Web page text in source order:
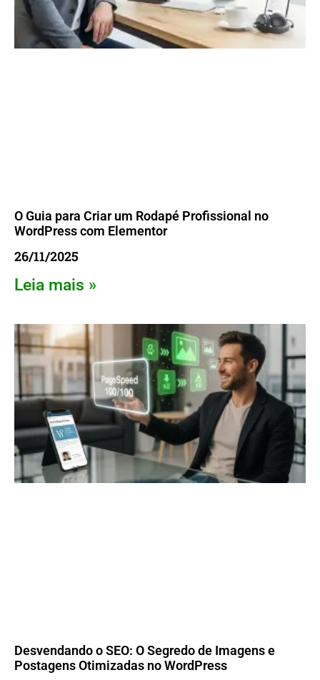
O Guia para Criar um Rodapé Profissional no
WordPress com Elementor
26/11/2025
Leia mais »
Desvendando o SEO: O Segredo de Imagens e
Postagens Otimizadas no WordPress